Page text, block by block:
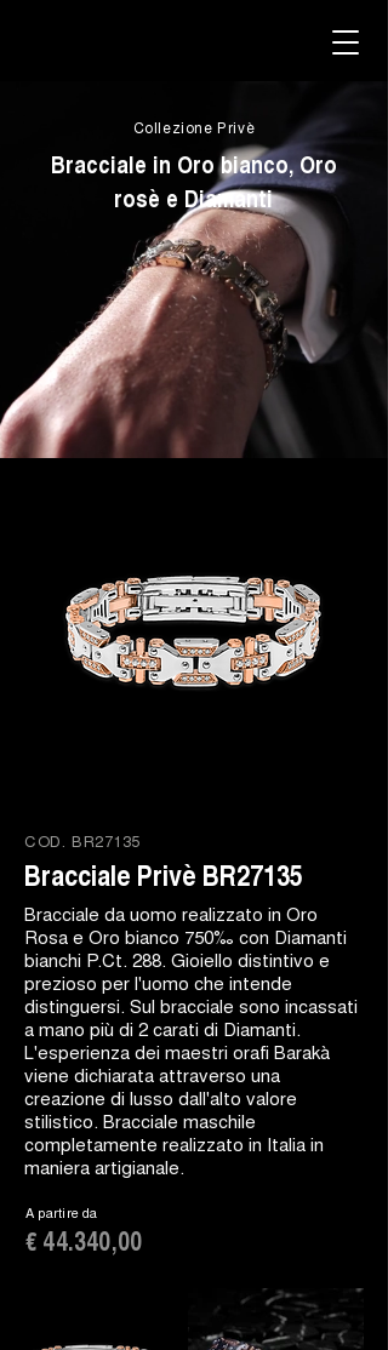
Collezione Privè
Bracciale in Oro bianco, Oro
rosè e Diamanti
COD. BR27135
Bracciale Privè BR27135
Bracciale da uomo realizzato in Oro
Rosa e Oro bianco 750‰ con Diamanti
bianchi P.Ct. 288. Gioiello distintivo e
prezioso per l'uomo che intende
distinguersi. Sul bracciale sono incassati
a mano più di 2 carati di Diamanti.
L'esperienza dei maestri orafi Barakà
viene dichiarata attraverso una
creazione di lusso dall'alto valore
stilistico. Bracciale maschile
completamente realizzato in Italia in
maniera artigianale.
A partire da
€ 44.340,00